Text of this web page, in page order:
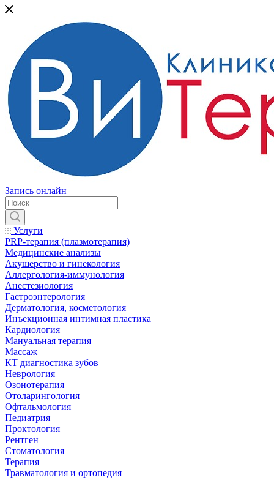
Запись онлайн
Услуги
PRP-терапия (плазмотерапия)
Медицинские анализы
Акушерство и гинекология
Аллергология-иммунология
Анестезиология
Гастроэнтерология
Дерматология, косметология
Инъекционная интимная пластика
Кардиология
Мануальная терапия
Массаж
КТ диагностика зубов
Неврология
Озонотерапия
Отоларингология
Офтальмология
Педиатрия
Проктология
Рентген
Стоматология
Терапия
Травматология и ортопедия